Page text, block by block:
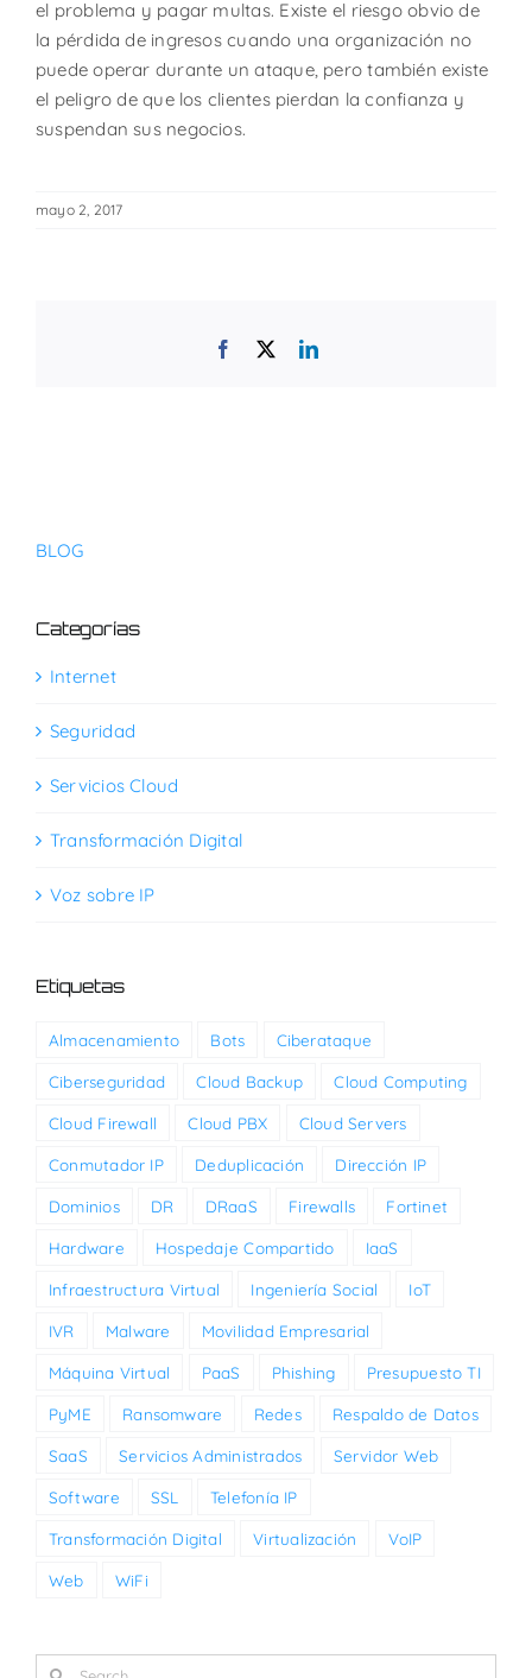
el problema y pagar multas. Existe el riesgo obvio de
la pérdida de ingresos cuando una organización no
puede operar durante un ataque, pero también existe
el peligro de que los clientes pierdan la confianza y
suspendan sus negocios.
mayo 2, 2017
Facebook LinkedIn
BLOG
Categorías
Internet
Seguridad
Servicios Cloud
Transformación Digital
Voz sobre IP
Etiquetas
Almacenamiento Bots Ciberataque
Ciberseguridad Cloud Backup Cloud Computing
Cloud Firewall Cloud PBX Cloud Servers
Conmutador IP Deduplicación Dirección IP
Dominios DR DRaaS Firewalls Fortinet
Hardware Hospedaje Compartido IaaS
Infraestructura Virtual Ingeniería Social IoT
IVR Malware Movilidad Empresarial
Máquina Virtual PaaS Phishing Presupuesto TI
PyME Ransomware Redes Respaldo de Datos
SaaS Servicios Administrados Servidor Web
Software SSL Telefonía IP
Transformación Digital Virtualización VoIP
Web WiFi
Search